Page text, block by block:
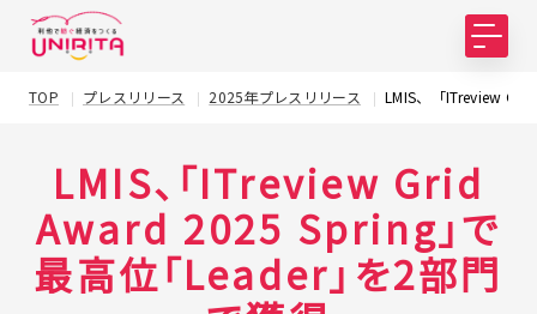
TOP プレスリリース 2025年プレスリリース LMIS、「ITreview
LMIS、「ITreview Grid
Award 2025 Spring」で
最高位「Leader」を2部門